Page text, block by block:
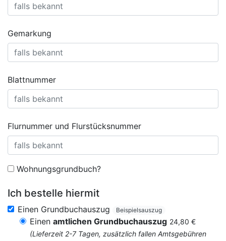
Gemarkung
Blattnummer
Flurnummer und Flurstücksnummer
Wohnungsgrundbuch?
Ich bestelle hiermit
Einen Grundbuchauszug Beispielsauszug
Einen amtlichen Grundbuchauszug 24,80 €
(Lieferzeit 2-7 Tagen, zusätzlich fallen Amtsgebühren